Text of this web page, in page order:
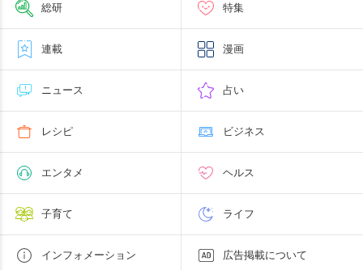
総研 特集
連載 漫画
ニュース 占い
レシピ ビジネス
エンタメ ヘルス
子育て ライフ
インフォメーション 広告掲載について